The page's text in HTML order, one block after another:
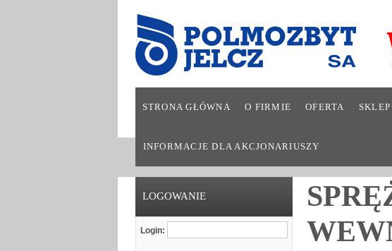
STRONA GŁÓWNA O FIRMIE OFERTA
INFORMACJE DLA AKCJONARIUSZY
LOGOWANIE
Login: